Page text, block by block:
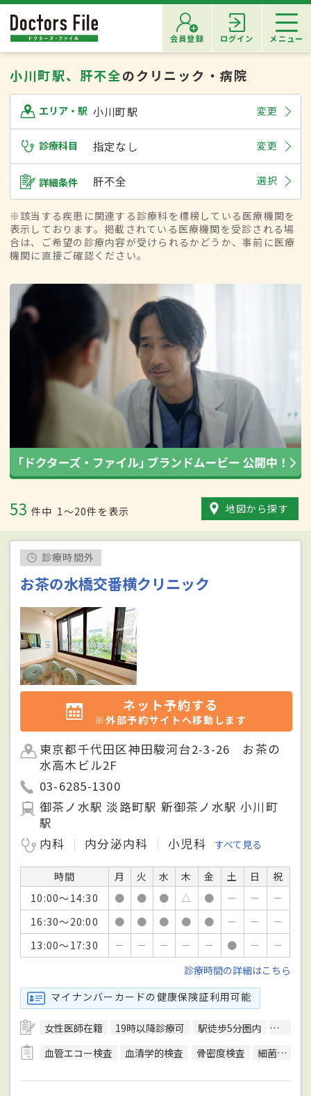
会員登録 ログイン メニュー
小川町駅、肝不全のクリニック・病院
エリア・駅 小川町駅 変更
診療科目 指定なし 変更
詳細条件 肝不全 選択
※該当する疾患に関連する診療科を標榜している医療機関を
表示しております。掲載されている医療機関を受診される場
合は、ご希望の診療内容が受けられるかどうか、事前に医療
機関に直接ご確認ください。
53 件中 1〜20件を表示 地図から探す
診療時間外
お茶の水橋交番横クリニック
ネット予約する
※外部予約サイトへ移動します
東京都千代田区神田駿河台2-3-26 お茶の
水高木ビル2F
03-6285-1300
御茶ノ水駅 淡路町駅 新御茶ノ水駅 小川町
駅
内科
内分泌内科 小児科 すべて見る
時間 月 火 水 木 金 土 日
祝
10:00～14:30
● ● ● △ ● － －
－
16:30～20:00
● ● ● ● ● － －
－
13:00～17:30
－ － － － － ● －
－
診療時間の詳細はこちら
マイナンバーカードの健康保険証利用可能
女性医師在籍 19時以降診療可 駅徒歩5分圏内
エレベ
血管エコー検査
血清学的検査 骨密度検査 細菌検査